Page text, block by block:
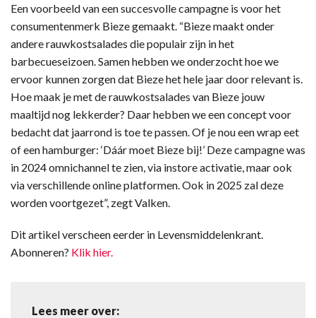
Een voorbeeld van een succesvolle campagne is voor het
consumentenmerk Bieze gemaakt. “Bieze maakt onder
andere rauwkostsalades die populair zijn in het
barbecueseizoen. Samen hebben we onderzocht hoe we
ervoor kunnen zorgen dat Bieze het hele jaar door relevant is.
Hoe maak je met de rauwkostsalades van Bieze jouw
maaltijd nog lekkerder? Daar hebben we een concept voor
bedacht dat jaarrond is toe te passen. Of je nou een wrap eet
of een hamburger: ‘Dáár moet Bieze bij!’ Deze campagne was
in 2024 omnichannel te zien, via instore activatie, maar ook
via verschillende online platformen. Ook in 2025 zal deze
worden voortgezet”, zegt Valken.
Dit artikel verscheen eerder in Levensmiddelenkrant.
Abonneren? Klik hier.
Lees meer over: